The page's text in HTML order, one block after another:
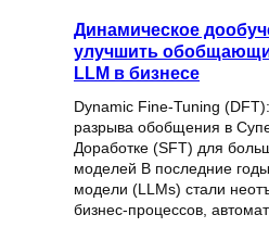
Динамическое
улучшить
LLM в бизнесе
Dynamic Fine-Tuning
разрыва обобщения в
Доработке (SFT) для
моделей В последние
модели (LLMs) стали
бизнес-процессов,